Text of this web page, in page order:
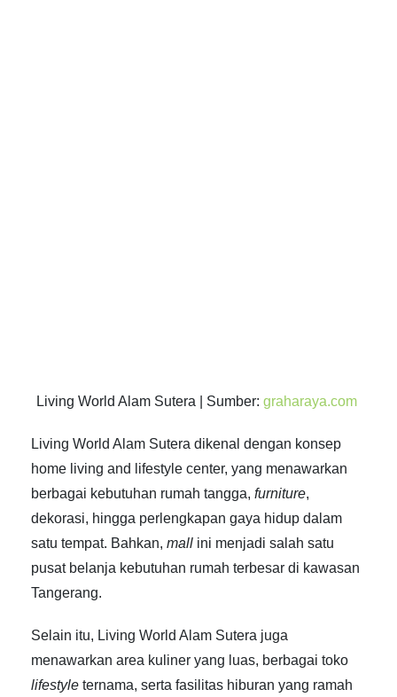
Living World Alam Sutera | Sumber: graharaya.com
Living World Alam Sutera dikenal dengan konsep
home living and lifestyle center, yang menawarkan
berbagai kebutuhan rumah tangga, furniture,
dekorasi, hingga perlengkapan gaya hidup dalam
satu tempat. Bahkan, mall ini menjadi salah satu
pusat belanja kebutuhan rumah terbesar di kawasan
Tangerang.
Selain itu, Living World Alam Sutera juga
menawarkan area kuliner yang luas, berbagai toko
lifestyle ternama, serta fasilitas hiburan yang ramah